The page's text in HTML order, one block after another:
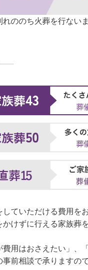
ののち火葬を行ないま
ていただける費用を
けずに行える家族葬
用はおさえたい」、
前相談で承りますの